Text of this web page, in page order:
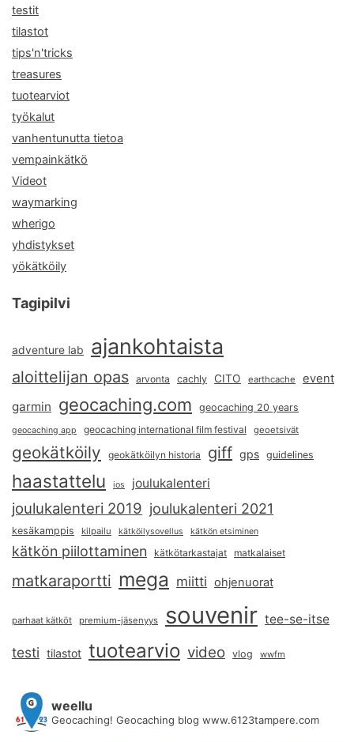
testit
tilastot
tips'n'tricks
treasures
tuotearviot
työkalut
vanhentunutta tietoa
vempainkätkö
Videot
waymarking
wherigo
yhdistykset
yökätköily
Tagipilvi
adventure lab ajankohtaista
aloittelijan opas arvonta cachly CITO earthcache event
garmin geocaching.com geocaching 20 years
geocaching app geocaching international film festival geoetsivät
geokätköily geokätköilyn historia giff gps guidelines
haastattelu ios joulukalenteri
joulukalenteri 2019 joulukalenteri 2021
kesäkamppis kilpailu kätköilysovellus kätkön etsiminen
kätkön piilottaminen kätkötarkastajat matkalaiset
matkaraportti mega miitti ohjenuorat
parhaat kätköt premium-jäsenyys souvenir tee-se-itse
testi tilastot tuotearvio video vlog wwfm
weellu
Geocaching! Geocaching blog www.6123tampere.com